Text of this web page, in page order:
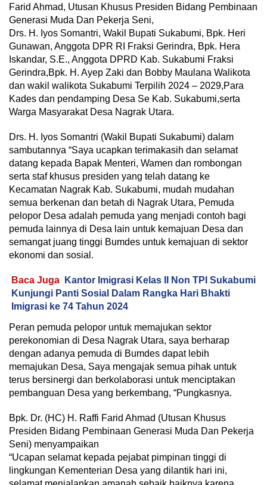
Farid Ahmad, Utusan Khusus Presiden Bidang Pembinaan
Generasi Muda Dan Pekerja Seni,
Drs. H. Iyos Somantri, Wakil Bupati Sukabumi, Bpk. Heri
Gunawan, Anggota DPR RI Fraksi Gerindra, Bpk. Hera
Iskandar, S.E., Anggota DPRD Kab. Sukabumi Fraksi
Gerindra,Bpk. H. Ayep Zaki dan Bobby Maulana Walikota
dan wakil walikota Sukabumi Terpilih 2024 – 2029,Para
Kades dan pendamping Desa Se Kab. Sukabumi,serta
Warga Masyarakat Desa Nagrak Utara.
Drs. H. Iyos Somantri (Wakil Bupati Sukabumi) dalam
sambutannya “Saya ucapkan terimakasih dan selamat
datang kepada Bapak Menteri, Wamen dan rombongan
serta staf khusus presiden yang telah datang ke
Kecamatan Nagrak Kab. Sukabumi, mudah mudahan
semua berkenan dan betah di Nagrak Utara, Pemuda
pelopor Desa adalah pemuda yang menjadi contoh bagi
pemuda lainnya di Desa lain untuk kemajuan Desa dan
semangat juang tinggi Bumdes untuk kemajuan di sektor
ekonomi dan sosial.
Baca Juga
Kantor Imigrasi Kelas II Non TPI Sukabumi
Kunjungi Panti Sosial Dalam Rangka Hari Bhakti
Imigrasi ke 74 Tahun 2024
Peran pemuda pelopor untuk memajukan sektor
perekonomian di Desa Nagrak Utara, saya berharap
dengan adanya pemuda di Bumdes dapat lebih
memajukan Desa, Saya mengajak semua pihak untuk
terus bersinergi dan berkolaborasi untuk menciptakan
pembanguan Desa yang berkembang, “Pungkasnya.
Bpk. Dr. (HC) H. Raffi Farid Ahmad (Utusan Khusus
Presiden Bidang Pembinaan Generasi Muda Dan Pekerja
Seni) menyampaikan
“Ucapan selamat kepada pejabat pimpinan tinggi di
lingkungan Kementerian Desa yang dilantik hari ini,